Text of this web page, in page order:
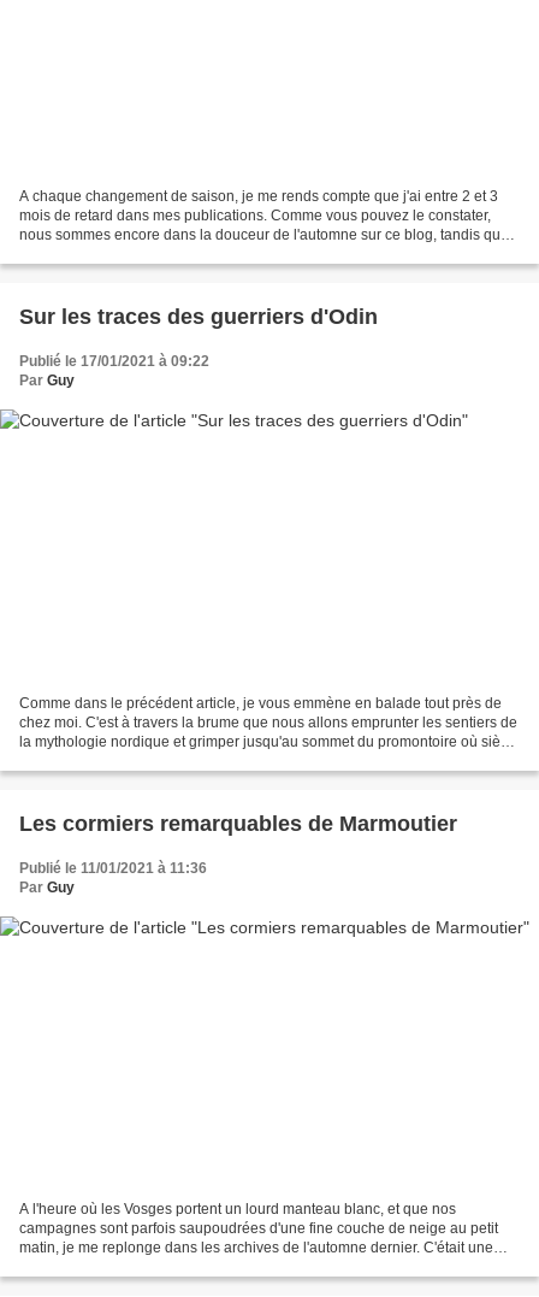
A chaque changement de saison, je me rends compte que j'ai entre 2 et 3
mois de retard dans mes publications. Comme vous pouvez le constater,
nous sommes encore dans la douceur de l'automne sur ce blog, tandis que
Sur les traces des guerriers d'Odin
Publié le 17/01/2021 à 09:22
Par Guy
Comme dans le précédent article, je vous emmène en balade tout près de
chez moi. C'est à travers la brume que nous allons emprunter les sentiers de
la mythologie nordique et grimper jusqu'au sommet du promontoire où siège
Les cormiers remarquables de Marmoutier
Publié le 11/01/2021 à 11:36
Par Guy
A l'heure où les Vosges portent un lourd manteau blanc, et que nos
campagnes sont parfois saupoudrées d'une fine couche de neige au petit
matin, je me replonge dans les archives de l'automne dernier. C'était une